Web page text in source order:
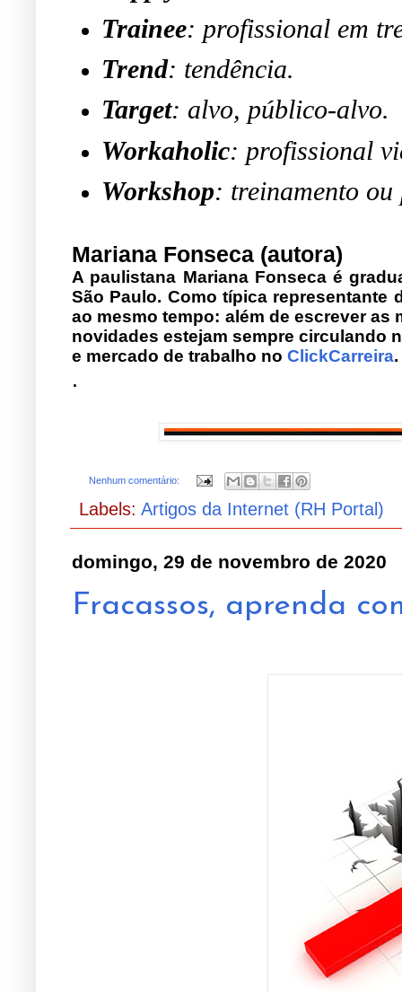
Trainee: profissional em
Trend: tendência.
Target: alvo, público-alvo.
Workaholic: profissional
Workshop: treinamento
Mariana Fonseca (autora)
A paulistana Mariana Fonseca é
São Paulo. Como típica representante
ao mesmo tempo: além de escrever
novidades estejam sempre circulando
e mercado de trabalho no ClickCarreira.
.
Nenhum comentário:
Labels: Artigos da Internet (RH Portal)
domingo, 29 de novembro de 2020
Fracassos, aprenda